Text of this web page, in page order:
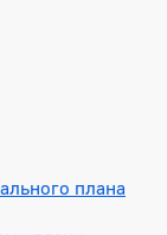
плана